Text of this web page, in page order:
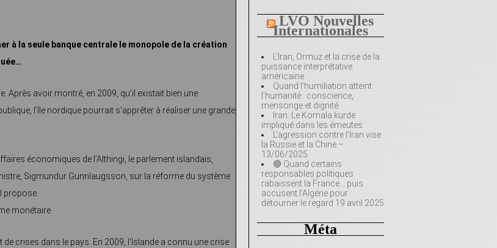
LVO Nouvelles
Internationales
L’Iran, Ormuz et la crise de la
puissance interprétative
américaine
Quand l’humiliation atteint
l’humanité : conscience,
mensonge et dignité
Iran: Le Komala kurde
impliqué dans les émeutes
L’agression contre l’Iran vise
la Russie et la Chine –
13/06/2025
🔴 Quand certains
responsables politiques
rabaissent la France… puis
accusent l’Algérie pour
détourner le regard 19 avril 2025
Méta
à la seule banque centrale le monopole de la création
Après avoir montré, en 2009, qu’il existait bien une
l’île nordique pourrait s’apprêter à réaliser une grande
économiques de l’Althingi, le parlement islandais,
Sigmundur Gunnlaugsson, sur la réforme du système
propose.
monétaire
crises dans le pays. En 2009, l’Islande a connu une crise